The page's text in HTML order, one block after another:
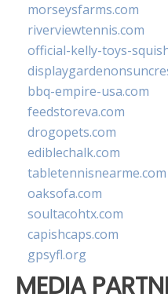
morseysfarms.com
riverviewtennis.com
official-kelly-toys-
bbq-empire-usa.com
feedstoreva.com
drogopets.com
ediblechalk.com
tabletennisnearme.com
oaksofa.com
soultacohtx.com
capishcaps.com
gpsyfl.org
MEDIA